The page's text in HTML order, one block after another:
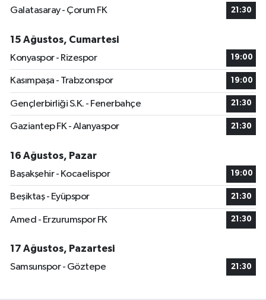
Galatasaray - Çorum FK
21:30
15 Ağustos, Cumartesi
Konyaspor - Rizespor
19:00
Kasımpaşa - Trabzonspor 19:00
Gençlerbirliği S.K. - Fenerbahçe 21:30
Gaziantep FK - Alanyaspor 21:30
16 Ağustos, Pazar
Başakşehir - Kocaelispor
19:00
Beşiktaş - Eyüpspor 21:30
Amed - Erzurumspor FK 21:30
17 Ağustos, Pazartesi
Samsunspor - Göztepe
21:30